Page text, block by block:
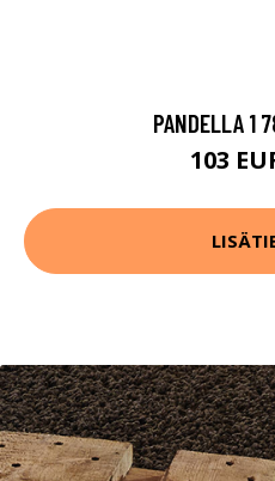
PANDELLA 1
103